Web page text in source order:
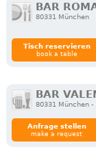
BAR
80331 München
Tisch reservieren
book a table
BAR
80331 München
Anfrage stellen
make a request